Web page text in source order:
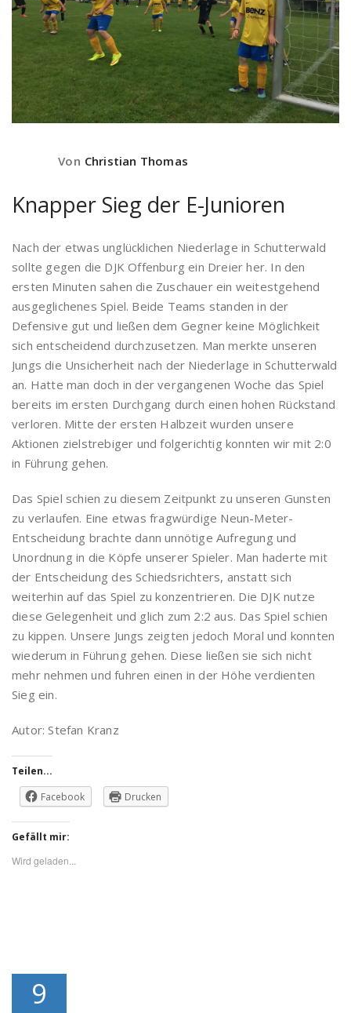
Von Christian Thomas
Knapper Sieg der E-Junioren
Nach der etwas unglücklichen Niederlage in Schutterwald
sollte gegen die DJK Offenburg ein Dreier her. In den
ersten Minuten sahen die Zuschauer ein weitestgehend
ausgeglichenes Spiel. Beide Teams standen in der
Defensive gut und ließen dem Gegner keine Möglichkeit
sich entscheidend durchzusetzen. Man merkte unseren
Jungs die Unsicherheit nach der Niederlage in Schutterwald
an. Hatte man doch in der vergangenen Woche das Spiel
bereits im ersten Durchgang durch einen hohen Rückstand
verloren. Mitte der ersten Halbzeit wurden unsere
Aktionen zielstrebiger und folgerichtig konnten wir mit 2:0
in Führung gehen.
Das Spiel schien zu diesem Zeitpunkt zu unseren Gunsten
zu verlaufen. Eine etwas fragwürdige Neun-Meter-
Entscheidung brachte dann unnötige Aufregung und
Unordnung in die Köpfe unserer Spieler. Man haderte mit
der Entscheidung des Schiedsrichters, anstatt sich
weiterhin auf das Spiel zu konzentrieren. Die DJK nutze
diese Gelegenheit und glich zum 2:2 aus. Das Spiel schien
zu kippen. Unsere Jungs zeigten jedoch Moral und konnten
wiederum in Führung gehen. Diese ließen sie sich nicht
mehr nehmen und fuhren einen in der Höhe verdienten
Sieg ein.
Autor: Stefan Kranz
Teilen...
Facebook
Drucken
Gefällt mir:
Wird geladen...
9